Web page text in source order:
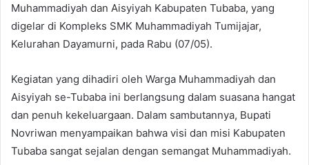
Muhammadiyah dan Aisyiyah Kabupaten Tubaba, yang
digelar di Kompleks SMK Muhammadiyah Tumijajar,
Kelurahan Dayamurni, pada Rabu (07/05).
Kegiatan yang dihadiri oleh Warga Muhammadiyah dan
Aisyiyah se-Tubaba ini berlangsung dalam suasana hangat
dan penuh kekeluargaan. Dalam sambutannya, Bupati
Novriwan menyampaikan bahwa visi dan misi Kabupaten
Tubaba sangat sejalan dengan semangat Muhammadiyah.